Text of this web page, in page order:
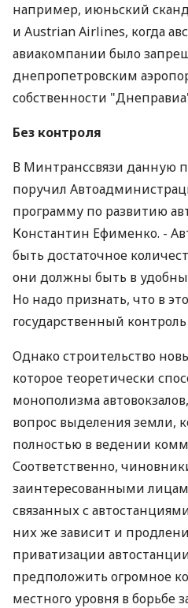
например, июньский
и Austrian Airlines, когда
авиакомпании было
днепропетровским
собственности
Без контроля
В Минтранссвязи данную
поручил
программу по развитию
Константин Ефименко. -
быть достаточное
они должны быть в
Но надо признать, что в
государственный
Однако строительство
которое теоретически
монополизма
вопрос выделения земли,
полностью в ведении
Соответственно,
заинтересованными
связанных с
них же зависит и
приватизации
предположить огромное
местного уровня в борьбе